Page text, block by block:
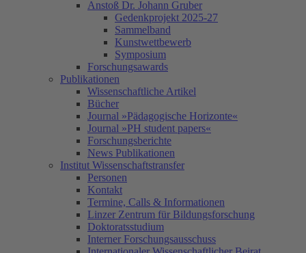
Anstoß Dr. Johann Gruber
Gedenkprojekt 2025-27
Sammelband
Kunstwettbewerb
Symposium
Forschungsawards
Publikationen
Wissenschaftliche Artikel
Bücher
Journal »Pädagogische Horizonte«
Journal »PH student papers«
Forschungsberichte
News Publikationen
Institut Wissenschaftstransfer
Personen
Kontakt
Termine, Calls & Informationen
Linzer Zentrum für Bildungsforschung
Doktoratsstudium
Interner Forschungsausschuss